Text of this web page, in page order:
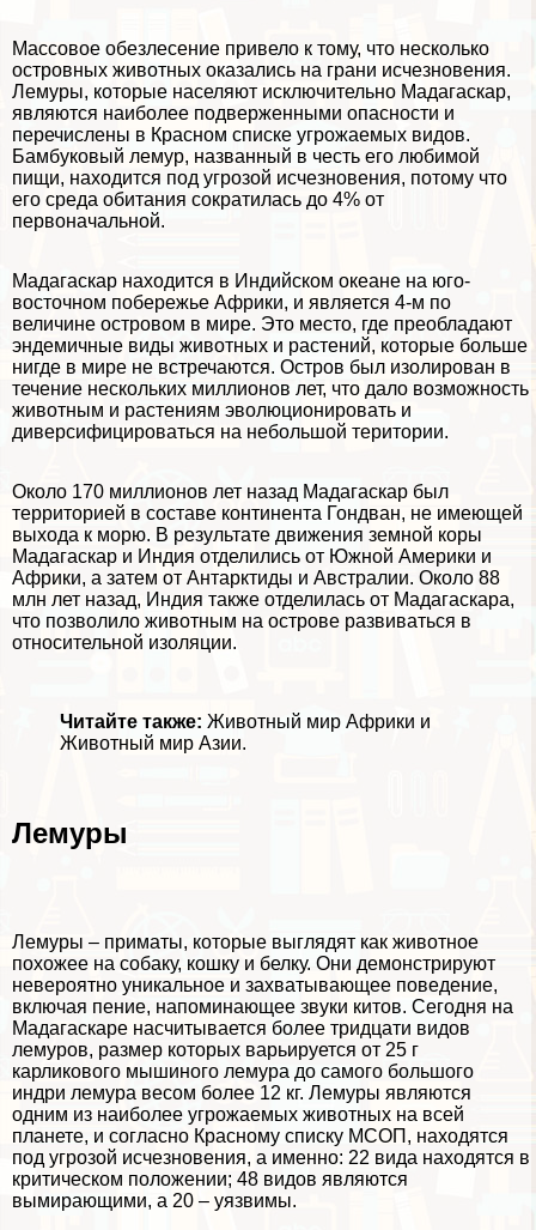
Массовое обезлесение привело к тому, что несколько
островных животных оказались на грани исчезновения.
Лемуры, которые населяют исключительно Мадагаскар,
являются наиболее подверженными опасности и
перечислены в Красном списке угрожаемых видов.
Бамбуковый лемур, названный в честь его любимой
пищи, находится под угрозой исчезновения, потому что
его среда обитания сократилась до 4% от
первоначальной.
Мадагаскар находится в Индийском океане на юго-
восточном побережье Африки, и является 4-м по
величине островом в мире. Это место, где преобладают
эндемичные виды животных и растений, которые больше
нигде в мире не встречаются. Остров был изолирован в
течение нескольких миллионов лет, что дало возможность
животным и растениям эволюционировать и
диверсифицироваться на небольшой територии.
Около 170 миллионов лет назад Мадагаскар был
территорией в составе континента Гондван, не имеющей
выхода к морю. В результате движения земной коры
Мадагаскар и Индия отделились от Южной Америки и
Африки, а затем от Антарктиды и Австралии. Около 88
млн лет назад, Индия также отделилась от Мадагаскара,
что позволило животным на острове развиваться в
относительной изоляции.
Читайте также: Животный мир Африки и
Животный мир Азии.
Лемуры
Лемуры – приматы, которые выглядят как животное
похожее на собаку, кошку и белку. Они демонстрируют
невероятно уникальное и захватывающее поведение,
включая пение, напоминающее звуки китов. Сегодня на
Мадагаскаре насчитывается более тридцати видов
лемуров, размер которых варьируется от 25 г
карликового мышиного лемура до самого большого
индри лемура весом более 12 кг. Лемуры являются
одним из наиболее угрожаемых животных на всей
планете, и согласно Красному списку МСОП, находятся
под угрозой исчезновения, а именно: 22 вида находятся в
критическом положении; 48 видов являются
вымирающими, а 20 – уязвимы.